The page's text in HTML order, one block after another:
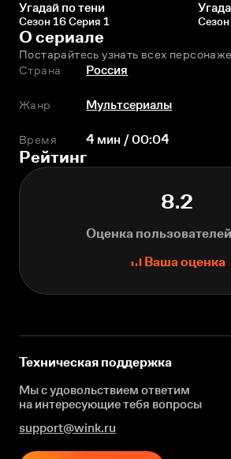
Угадай по тени
Сезон 16 Серия 1
О сериале
Постарайтесь узнать всех
Страна
Россия
Жанр Мультсериалы
Время 4 мин / 00:04
Рейтинг
8.2
Оценка
Ваша оценка
Техническая поддержка
Мы с удовольствием ответим
на интересующиетебя вопросы
support@wink.ru